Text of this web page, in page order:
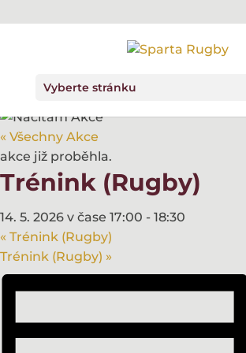
Vyberte stránku
« Všechny Akce
akce již proběhla.
Trénink (Rugby)
14. 5. 2026 v čase 17:00 - 18:30
« Trénink (Rugby)
Trénink (Rugby) »